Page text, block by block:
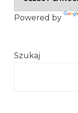
Powered by
Szukaj